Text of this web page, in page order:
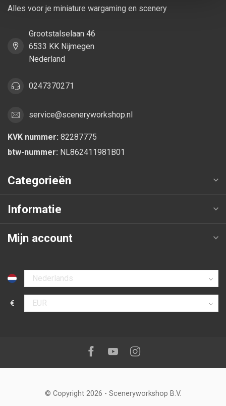
Alles voor je miniature wargaming en scenery
Grootstalselaan 46
6533 KK Nijmegen
Nederland
0247370271
service@sceneryworkshop.nl
KVK nummer: 82287775
btw-nummer: NL862411981B01
Categorieën
Informatie
Mijn account
Selecteer taal
€
Selecteer valuta
Volg ons op:Facebook
YoutubeInstagram
© Copyright 2026 - Sceneryworkshop B.V.